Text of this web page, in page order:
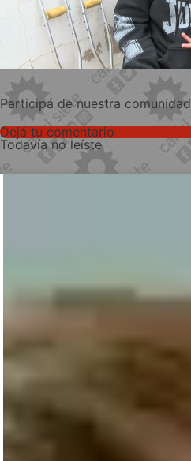
Participá de nuestra comunidad
Dejá tu comentario
Todavía no leíste